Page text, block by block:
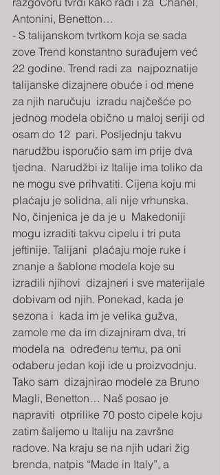
Antonini, Benetton…
- S talijanskom tvrtkom koja se sada
zove Trend konstantno surađujem već
22 godine. Trend radi za  najpoznatije
talijanske dizajnere obuće i od mene
za njih naručuju  izradu najčešće po
jednog modela obično u maloj seriji od
osam do 12  pari. Posljednju takvu
narudžbu isporučio sam im prije dva
tjedna.  Narudžbi iz Italije ima toliko da
ne mogu sve prihvatiti. Cijena koju mi
plaćaju je solidna, ali nije vrhunska.
No, činjenica je da je u  Makedoniji
mogu izraditi takvu cipelu i tri puta
jeftinije. Talijani  plaćaju moje ruke i
znanje a šablone modela koje su
izradili njihovi  dizajneri i sve materijale
dobivam od njih. Ponekad, kada je
sezona i  kada im je velika gužva,
zamole me da im dizajniram dva, tri
modela na  određenu temu, pa oni
odaberu jedan koji ide u proizvodnju.
Tako sam  dizajnirao modele za Bruno
Magli, Benetton… Naš posao je
napraviti  otprilike 70 posto cipele koju
zatim šaljemo u Italiju na završne
radove. Na kraju se na njih udari žig
brenda, natpis “Made in Italy”, a